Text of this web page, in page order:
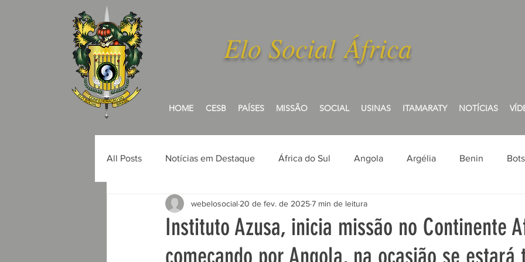
Elo Social África
HOME CESB PAÍSES MISSÃO SOCIAL USINAS ITAMARATY NOTÍCIAS
All Posts Notícias em Destaque África do Sul Angola Argélia Benin
Camarões Costa do Marfim Egito Etiópia
Guiné-Bissau Ilhas de Cabo Verde Líbia Malawi Mali Marrocos
Instituto Azusa, inicia missão no Continente
começando por Angola, na ocasião se estará
webelosocial 20 de fev. de 20257 min de leitura